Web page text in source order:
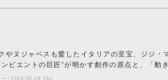
やヌジャベスも愛したイタリアの至宝、ジジ・
ンビエントの巨匠”が明かす創作の原点と、「動き
作の背景
2026.05.28 Thu